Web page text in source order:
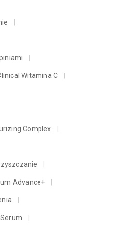
Witamina C
Complex
Advance+
Serum